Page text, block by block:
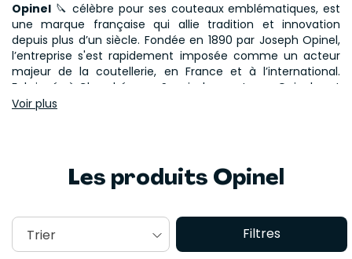
Opinel 🔪 célèbre pour ses couteaux emblématiques, est
une marque française qui allie tradition et innovation
depuis plus d’un siècle. Fondée en 1890 par Joseph Opinel,
l’entreprise s'est rapidement imposée comme un acteur
majeur de la coutellerie, en France et à l’international.
Fabriqués à Chambéry, en Savoie, les couteaux Opinel sont
réputés pour leur qualité, leur simplicité et leur robustesse,
en acier inoxydable ou carbone, est devenu un objet
iconique, apprécié pour sa praticité et son design
fameux Opinel n°8 au petit modèle pliant, chaque couteau
est pensé pour répondre à des besoins spécifiques, qu’il
Voir plus
Les produits Opinel
Filtres
Trier